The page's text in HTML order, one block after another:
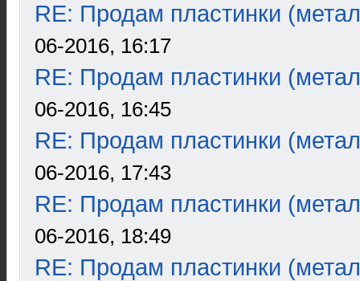
RE: Продам пластинки
06-2016, 16:17
RE: Продам пластинки
06-2016, 16:45
RE: Продам пластинки
06-2016, 17:43
RE: Продам пластинки
06-2016, 18:49
RE: Продам пластинки